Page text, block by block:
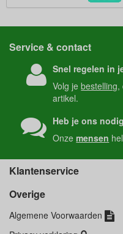
Service & contact
Snel regelen in
Volg jebestelling,
artikel.
Heb je ons
Onzemensen
Klantenservice
Overige
Algemene Voorwaarden